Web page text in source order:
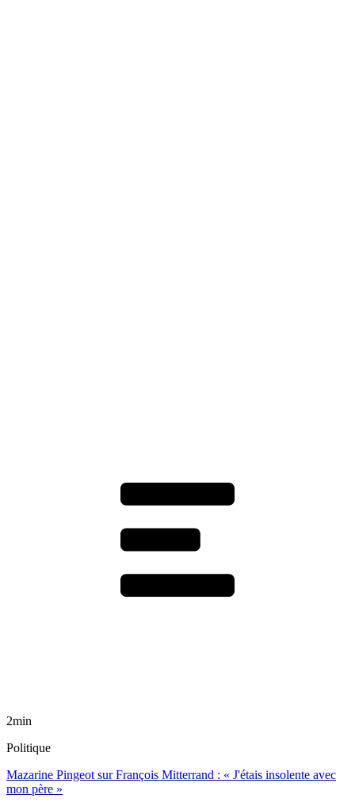
2min
Politique
Mazarine Pingeot sur François Mitterrand : « J'étais insolente avec
mon père »